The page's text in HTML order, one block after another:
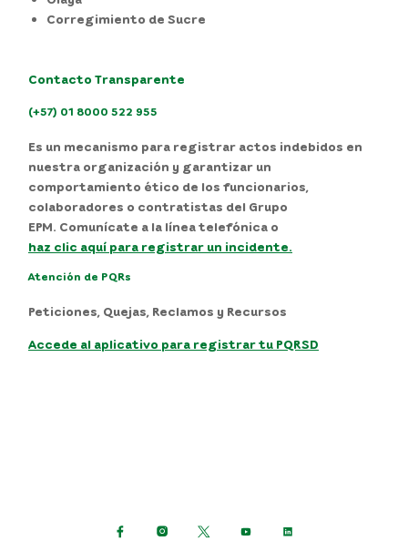
Corregimiento de Sucre
Contacto Transparente
(+57) 01 8000 522 955
Es un mecanismo para registrar actos indebidos en
nuestra organización y garantizar un
comportamiento ético de los funcionarios,
colaboradores o contratistas del Grupo
EPM. Comunícate a la línea telefónica o
haz clic aquí para registrar un incidente.
Atención de PQRs
Peticiones, Quejas, Reclamos y Recursos
Accede al aplicativo para registrar tu PQRSD